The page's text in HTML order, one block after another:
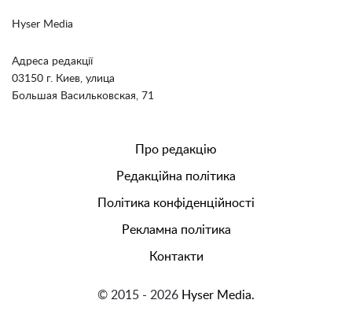
Hyser Media
Адреса редакції
03150 г. Киев, улица
Большая Васильковская, 71
Про редакцію
Редакційна політика
Політика конфіденційності
Рекламна політика
Контакти
© 2015 - 2026 Hyser Media.